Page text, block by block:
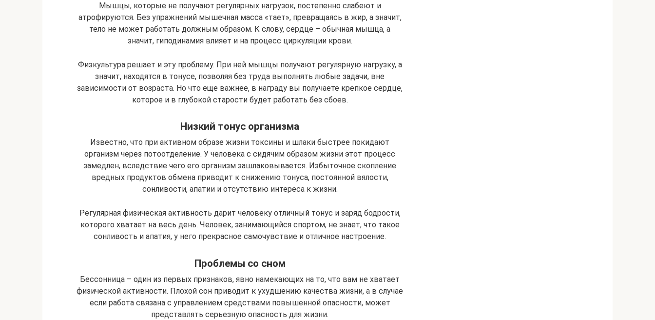
Мышцы, которые не получают регулярных нагрузок, постепенно слабеют и
атрофируются. Без упражнений мышечная масса «тает», превращаясь в жир, а значит,
тело не может работать должным образом. К слову, сердце – обычная мышца, а
значит, гиподинамия влияет и на процесс циркуляции крови.
Физкультура решает и эту проблему. При ней мышцы получают регулярную нагрузку, а
значит, находятся в тонусе, позволяя без труда выполнять любые задачи, вне
зависимости от возраста. Но что еще важнее, в награду вы получаете крепкое сердце,
которое и в глубокой старости будет работать без сбоев.
Низкий тонус организма
Известно, что при активном образе жизни токсины и шлаки быстрее покидают
организм через потоотделение. У человека с сидячим образом жизни этот процесс
замедлен, вследствие чего его организм зашлаковывается. Избыточное скопление
вредных продуктов обмена приводит к снижению тонуса, постоянной вялости,
сонливости, апатии и отсутствию интереса к жизни.
Регулярная физическая активность дарит человеку отличный тонус и заряд бодрости,
которого хватает на весь день. Человек, занимающийся спортом, не знает, что такое
сонливость и апатия, у него прекрасное самочувствие и отличное настроение.
Проблемы со сном
Бессонница – один из первых признаков, явно намекающих на то, что вам не хватает
физической активности. Плохой сон приводит к ухудшению качества жизни, а в случае
если работа связана с управлением средствами повышенной опасности, может
представлять серьезную опасность для жизни.